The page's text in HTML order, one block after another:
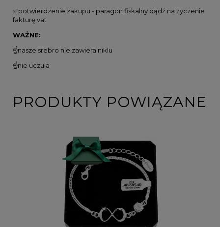
✅potwierdzenie zakupu - paragon fiskalny bądź na życzenie
fakturę vat
️WAŻNE:
☝️nasze srebro nie zawiera niklu
☝️nie uczula
PRODUKTY POWIĄZANE